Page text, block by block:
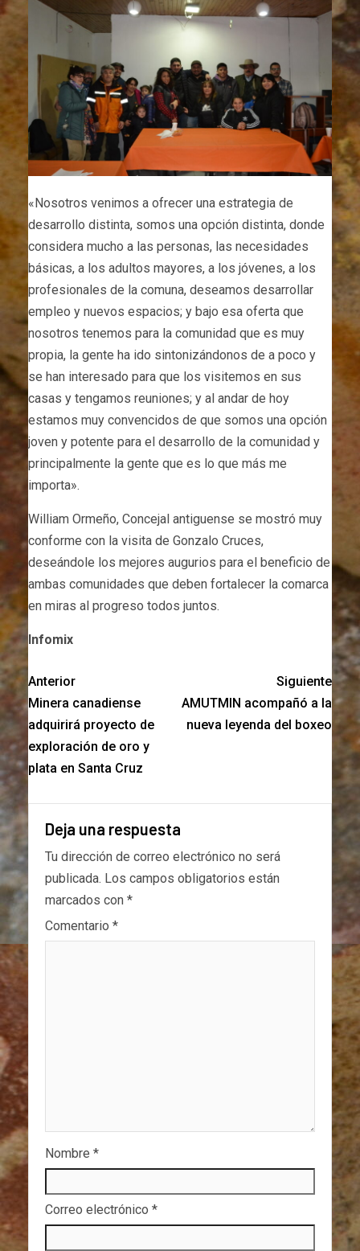
«Nosotros venimos a ofrecer una estrategia de
desarrollo distinta, somos una opción distinta, donde
considera mucho a las personas, las necesidades
básicas, a los adultos mayores, a los jóvenes, a los
profesionales de la comuna, deseamos desarrollar
empleo y nuevos espacios; y bajo esa oferta que
nosotros tenemos para la comunidad que es muy
propia, la gente ha ido sintonizándonos de a poco y
se han interesado para que los visitemos en sus
casas y tengamos reuniones; y al andar de hoy
estamos muy convencidos de que somos una opción
joven y potente para el desarrollo de la comunidad y
principalmente la gente que es lo que más me
importa».
William Ormeño, Concejal antiguense se mostró muy
conforme con la visita de Gonzalo Cruces,
deseándole los mejores augurios para el beneficio de
ambas comunidades que deben fortalecer la comarca
en miras al progreso todos juntos.
Infomix
Anterior
Minera canadiense
adquirirá proyecto de
exploración de oro y
plata en Santa Cruz
Siguiente
AMUTMIN acompañó a la
nueva leyenda del boxeo
Deja una respuesta
Tu dirección de correo electrónico no será
publicada. Los campos obligatorios están
marcados con *
Comentario *
Nombre *
Correo electrónico *